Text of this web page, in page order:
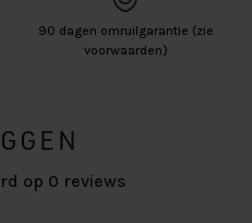
90 dagen omruilgarantie (zie
voorwaarden)
op 0 reviews